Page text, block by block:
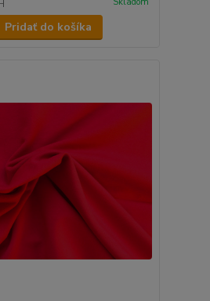
Pridať do košíka